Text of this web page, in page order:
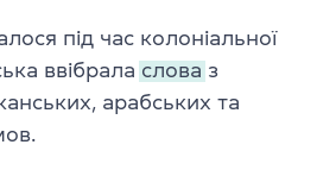
під час колоніальної
ввібрала слова з
арабських та